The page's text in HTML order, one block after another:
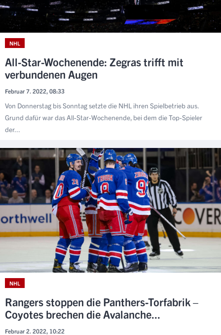
NHL
All-Star-Wochenende: Zegras trifft mit
verbundenen Augen
Februar 7. 2022, 08:33
Von Donnerstag bis Sonntag setzte die NHL ihren Spielbetrieb aus.
Grund dafür war das All-Star-Wochenende, bei dem die Top-Spieler
der...
NHL
Rangers stoppen die Panthers-Torfabrik –
Coyotes brechen die Avalanche...
Februar 2. 2022, 10:22